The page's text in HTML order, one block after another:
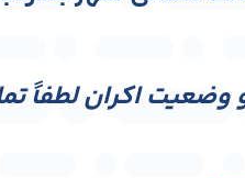
وضعیت اکران لطفاً